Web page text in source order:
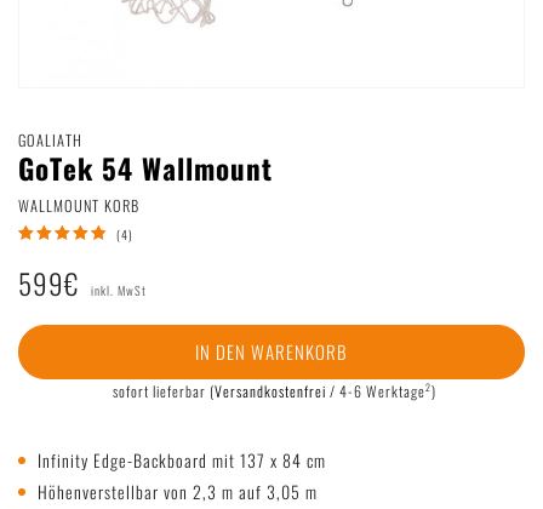
GOALIATH
GoTek 54 Wallmount
WALLMOUNT KORB
(4)
599€ inkl. MwSt
IN DEN WARENKORB
sofort lieferbar (Versandkostenfrei / 4-6 Werktage2)
Infinity Edge-Backboard mit 137 x 84 cm
Höhenverstellbar von 2,3 m auf 3,05 m